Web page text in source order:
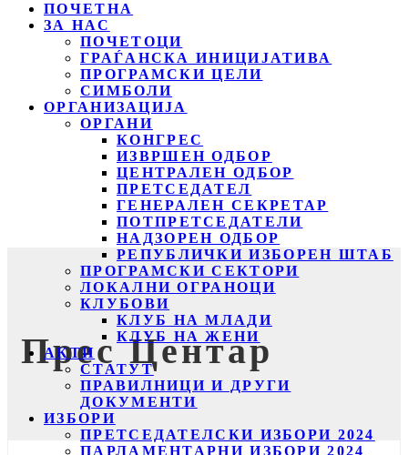
ПОЧЕТНА
ЗА НАС
ПОЧЕТОЦИ
ГРАЃАНСКА ИНИЦИЈАТИВА
ПРОГРАМСКИ ЦЕЛИ
СИМБОЛИ
ОРГАНИЗАЦИЈА
ОРГАНИ
КОНГРЕС
ИЗВРШЕН ОДБОР
ЦЕНТРАЛЕН ОДБОР
ПРЕТСЕДАТЕЛ
ГЕНЕРАЛЕН СЕКРЕТАР
ПОТПРЕТСЕДАТЕЛИ
НАДЗОРЕН ОДБОР
РЕПУБЛИЧКИ ИЗБОРЕН ШТАБ
ПРОГРАМСКИ СЕКТОРИ
ЛОКАЛНИ ОГРАНОЦИ
КЛУБОВИ
КЛУБ НА МЛАДИ
КЛУБ НА ЖЕНИ
АКТИ
СТАТУТ
ПРАВИЛНИЦИ И ДРУГИ
ДОКУМЕНТИ
ИЗБОРИ
ПРЕТСЕДАТЕЛСКИ ИЗБОРИ 2024
ПАРЛАМЕНТАРНИ ИЗБОРИ 2024
Прес Центар